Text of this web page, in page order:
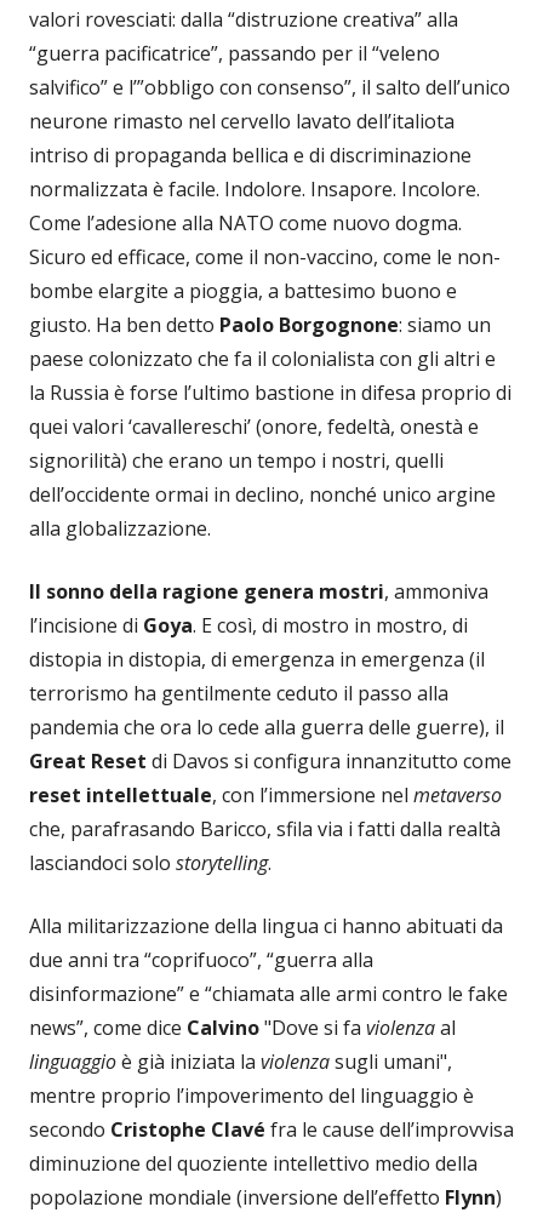
valori rovesciati: dalla “distruzione creativa” alla
“guerra pacificatrice”, passando per il “veleno
salvifico” e l’”obbligo con consenso”, il salto dell’unico
neurone rimasto nel cervello lavato dell’italiota
intriso di propaganda bellica e di discriminazione
normalizzata è facile. Indolore. Insapore. Incolore.
Come l’adesione alla NATO come nuovo dogma.
Sicuro ed efficace, come il non-vaccino, come le non-
bombe elargite a pioggia, a battesimo buono e
giusto. Ha ben detto Paolo Borgognone: siamo un
paese colonizzato che fa il colonialista con gli altri e
la Russia è forse l’ultimo bastione in difesa proprio di
quei valori ‘cavallereschi’ (onore, fedeltà, onestà e
signorilità) che erano un tempo i nostri, quelli
dell’occidente ormai in declino, nonché unico argine
alla globalizzazione.
Il sonno della ragione genera mostri, ammoniva
l’incisione di Goya. E così, di mostro in mostro, di
distopia in distopia, di emergenza in emergenza (il
terrorismo ha gentilmente ceduto il passo alla
pandemia che ora lo cede alla guerra delle guerre), il
Great Reset di Davos si configura innanzitutto come
reset intellettuale, con l’immersione nel metaverso
che, parafrasando Baricco, sfila via i fatti dalla realtà
lasciandoci solo storytelling.
Alla militarizzazione della lingua ci hanno abituati da
due anni tra “coprifuoco”, “guerra alla
disinformazione” e “chiamata alle armi contro le fake
news”, come dice Calvino"Dove si fa violenzaal
linguaggioè già iniziata la violenzasugli umani",
mentre proprio l’impoverimento del linguaggio è
secondo Cristophe Clavé fra le cause dell’improvvisa
diminuzione del quoziente intellettivo medio della
popolazione mondiale (inversione dell’effetto Flynn)